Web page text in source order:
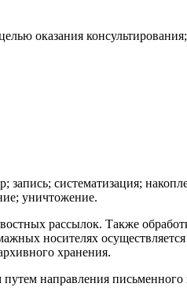
оказания
систематизация;
уничтожение.
рассылок. Также
носителях
хранения.
направления